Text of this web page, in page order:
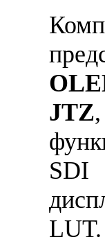
JTZ
SDI
LUT.